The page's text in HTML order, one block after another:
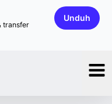
transfer
Unduh